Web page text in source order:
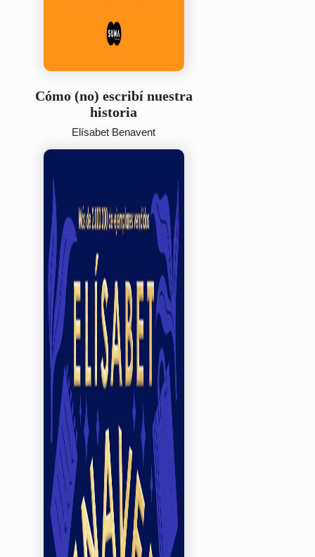
Cómo (no) escribí nuestra
historia
Elísabet Benavent